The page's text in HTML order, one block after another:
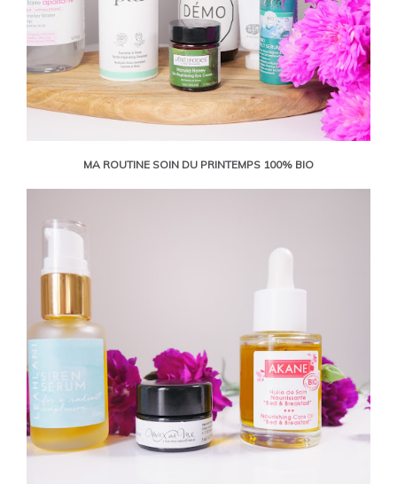
MA ROUTINE SOIN DU PRINTEMPS 100% BIO